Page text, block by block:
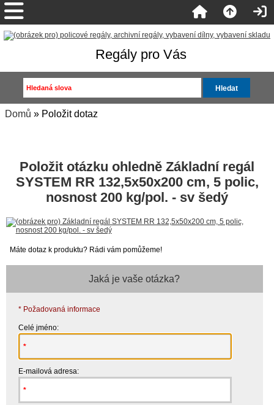
Regály pro Vás
Domů » Položit dotaz
Položit otázku ohledně Základní regál
SYSTEM RR 132,5x50x200 cm, 5 polic,
nosnost 200 kg/pol. - sv šedý
Máte dotaz k produktu? Rádi vám pomůžeme!
Jaká je vaše otázka?
* Požadovaná informace
Celé jméno:
E-mailová adresa: